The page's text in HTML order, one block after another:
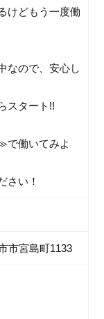
けどもう一度働
なので、安心し
スタート!!
働いてみよ
さい！
市宮島町1133